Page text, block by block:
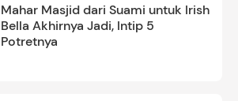
Mahar Masjid dari Suami untuk Irish
Bella Akhirnya Jadi, Intip 5
Potretnya